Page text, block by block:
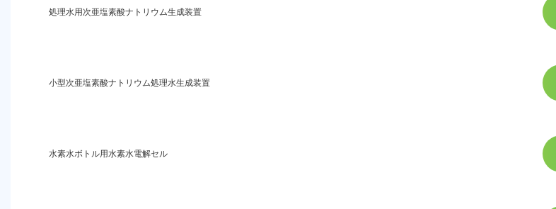
処理水用次亜塩素酸ナトリウム生成装置
小型次亜塩素酸ナトリウム処理水生成装置
水素水ボトル用水素水電解セル